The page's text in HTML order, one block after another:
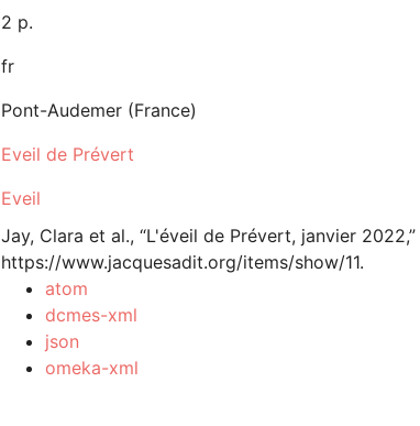
2 p.
fr
Pont-Audemer (France)
Eveil de Prévert
Eveil
Jay, Clara et al., “L'éveil de Prévert, janvier 2022,”
https://www.jacquesadit.org/items/show/11.
atom
dcmes-xml
json
omeka-xml